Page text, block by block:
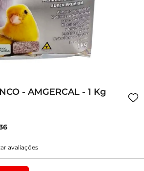
- AMGERCAL - 1 Kg
avaliações